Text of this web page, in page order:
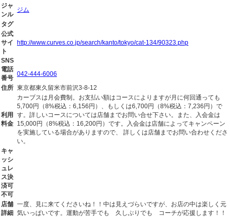
ジャ
ンル
ジム
タグ
公式
サイ
ト
http://www.curves.co.jp/search/kanto/tokyo/cat-134/90323.php
SNS
電話
番号
042-444-6006
住所 東京都東久留米市前沢3-8-12
利用
料金
カーブスは月会費制。お支払い額はコースによりますが月に何回通っても
5,700円（8%税込：6,156円）、もしくは6,700円（8%税込：7,236円）で
す。詳しいコースについては店舗までお問い合せ下さい。また、入会金は
15,000円（8%税込：16,200円）です。入会金は店舗によってキャンペーン
を実施している場合がありますので、 詳しくは店舗までお問い合わせくださ
い。
キャ
ッシ
ュレ
ス決
済可
不可
店舗
詳細
一度、見に来てくださいね！！中は見えづらいですが、お店の中は楽しく元
気いっぱいです。運動が苦手でも 久しぶりでも コーチが応援します！！